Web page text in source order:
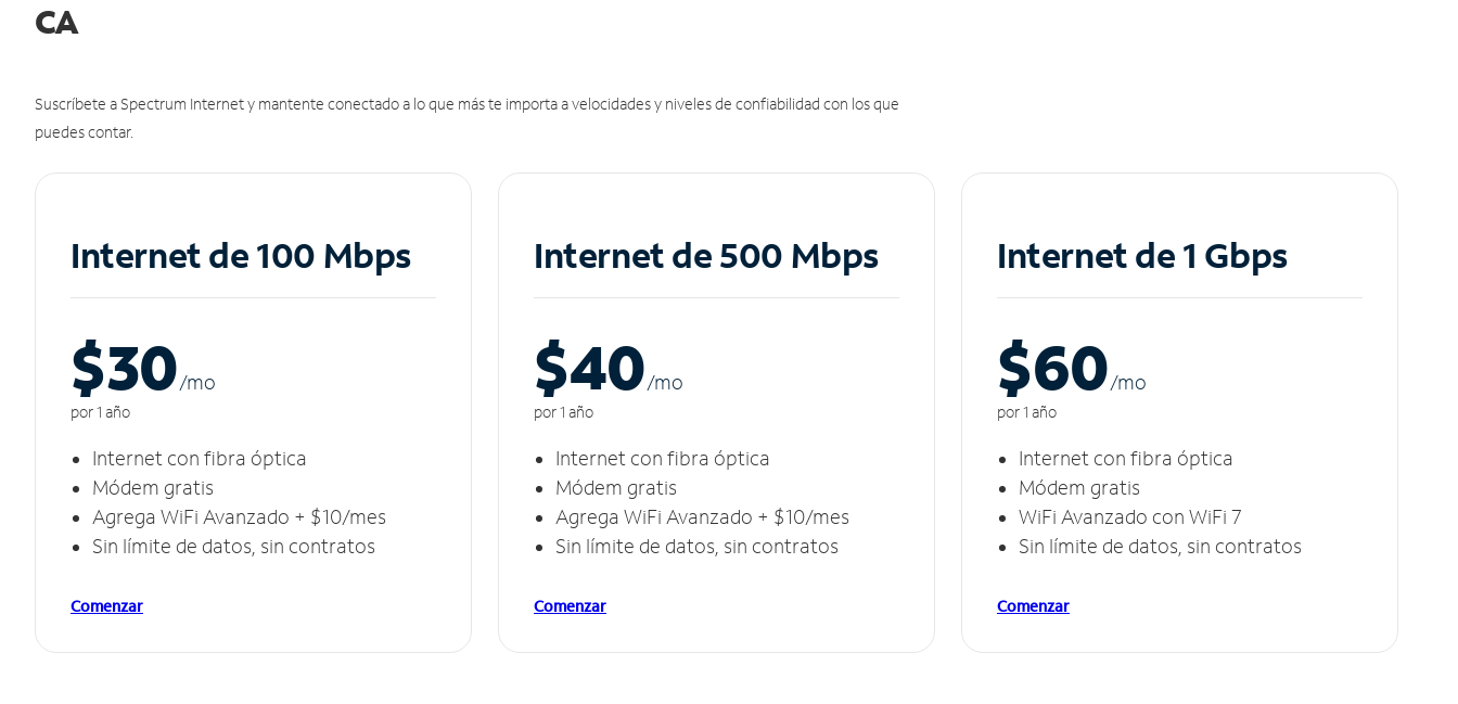
CA
Suscríbete a Spectrum Internet y mantente conectado a lo que más te importa a velocidades y niveles de confiabilidad con los que
puedes contar.
Internet de 100 Mbps
$30/mo
por 1 año
Internet con fibra óptica
Módem gratis
Agrega WiFi Avanzado + $10/mes
Sin límite de datos, sin contratos
Comenzar
Internet de 500 Mbps
$40/mo
por 1 año
Internet con fibra óptica
Módem gratis
Agrega WiFi Avanzado + $10/mes
Sin límite de datos, sin contratos
Comenzar
Internet de 1 Gbps
$60/mo
por 1 año
Internet con fibra óptica
Módem gratis
WiFi Avanzado con WiFi 7
Sin límite de datos, sin contratos
Comenzar